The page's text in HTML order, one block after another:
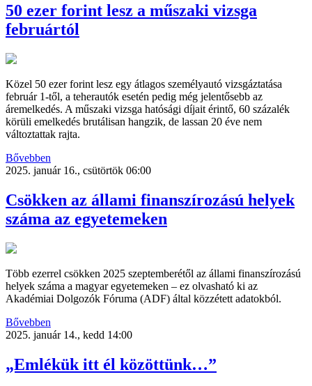
50 ezer forint lesz a műszaki vizsga
februártól
Közel 50 ezer forint lesz egy átlagos személyautó vizsgáztatása
február 1-től, a teherautók esetén pedig még jelentősebb az
áremelkedés. A műszaki vizsga hatósági díjait érintő, 60 százalék
körüli emelkedés brutálisan hangzik, de lassan 20 éve nem
változtattak rajta.
Bővebben
2025. január 16., csütörtök 06:00
Csökken az állami finanszírozású helyek
száma az egyetemeken
Több ezerrel csökken 2025 szeptemberétől az állami finanszírozású
helyek száma a magyar egyetemeken – ez olvasható ki az
Akadémiai Dolgozók Fóruma (ADF) által közzétett adatokból.
Bővebben
2025. január 14., kedd 14:00
„Emlékük itt él közöttünk…”